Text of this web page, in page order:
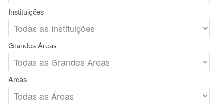
Instituições
Grandes Áreas
Áreas